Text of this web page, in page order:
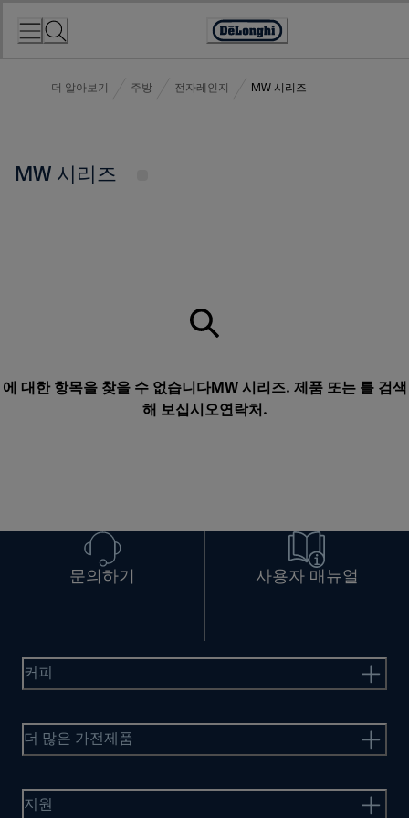
Accessibility
더 알아보기 주방 전자레인지 MW 시리즈
MW 시리즈
에 대한 항목을 찾을 수 없습니다MW 시리즈. 제품 또는 를 검색
해 보십시오연락처 .
문의하기 사용자 매뉴얼
커피
더 많은 가전제품
지원